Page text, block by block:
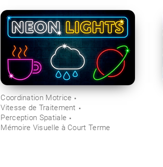
Coordination Motrice
Vitesse de Traitement
Perception Spatiale
Mémoire Visuelle à Court Terme